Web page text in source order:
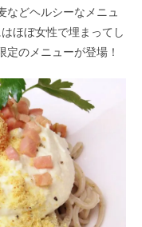
などヘルシーなメニュ
ほぼ女性で埋まってし
定のメニューが登場！